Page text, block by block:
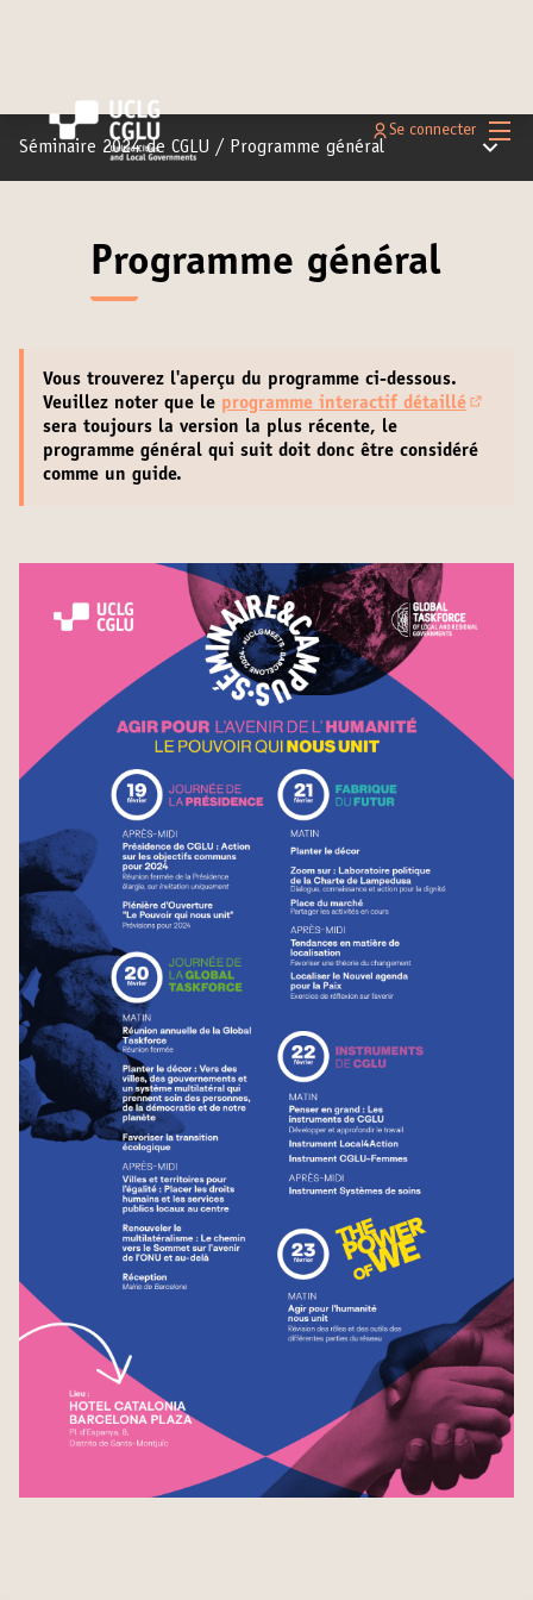
Se connecter
Séminaire 2024 de CGLU / Programme général Menu
Programme général
Vous trouverez l'aperçu du programme ci-dessous.
Veuillez noter que le programme interactif détaillé
sera toujours la version la plus récente, le
programme général qui suit doit donc être considéré
comme un guide.